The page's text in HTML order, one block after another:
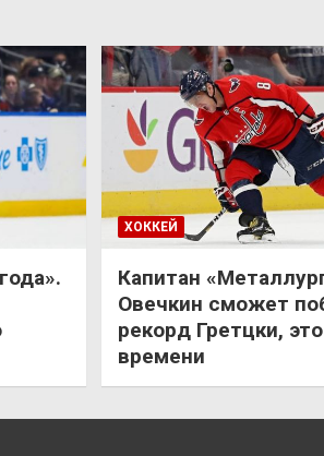
ХОККЕЙ
Капитан
Овечкин сможет
рекорд Гретцки,
времени